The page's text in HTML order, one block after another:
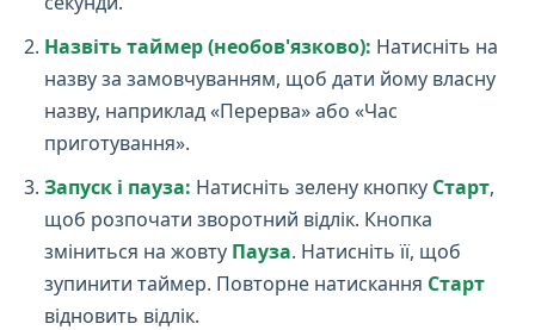
Назвіть таймер (необов'язково): Натисніть на
назву за замовчуванням, щоб дати йому власну
назву, наприклад «Перерва» або «Час
приготування».
Запуск і пауза: Натисніть зелену кнопку Старт,
щоб розпочати зворотний відлік. Кнопка
зміниться на жовту Пауза. Натисніть її, щоб
зупинити таймер. Повторне натискання Старт
відновить відлік.